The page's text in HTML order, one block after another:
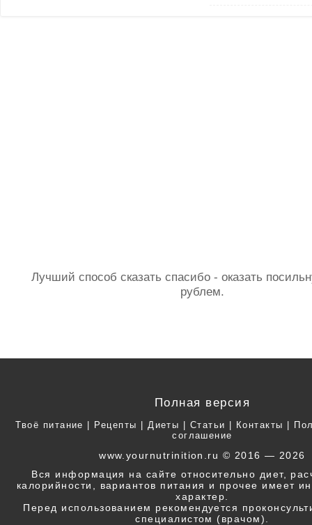
Лучший способ сказать спасибо - оказать
рублем.
Полная версия
Твоё питание | Рецепты | Диеты | Статьи | Контакты |
соглашение
www.yournutrinition.ru © 2016 — 2026
Вся информация на сайте относительно диет,
калорийности, вариантов питания и прочее имеет
характер.
Перед использованием рекомендуется
специалистом (врачом).